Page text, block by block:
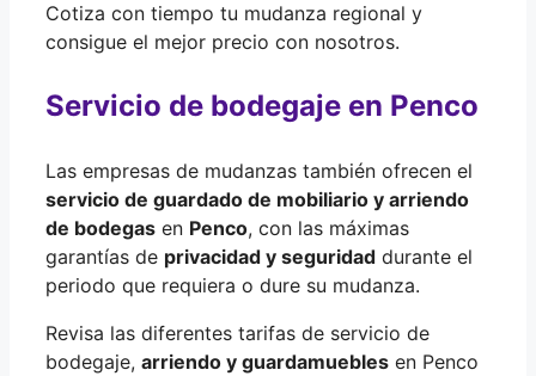
Cotiza con tiempo tu mudanza regional y
consigue el mejor precio con nosotros.
Servicio de bodegaje en Penco
Las empresas de mudanzas también ofrecen el
servicio de guardado de mobiliario y arriendo
de bodegas en Penco, con las máximas
garantías de privacidad y seguridad durante el
periodo que requiera o dure su mudanza.
Revisa las diferentes tarifas de servicio de
bodegaje, arriendo y guardamuebles en Penco